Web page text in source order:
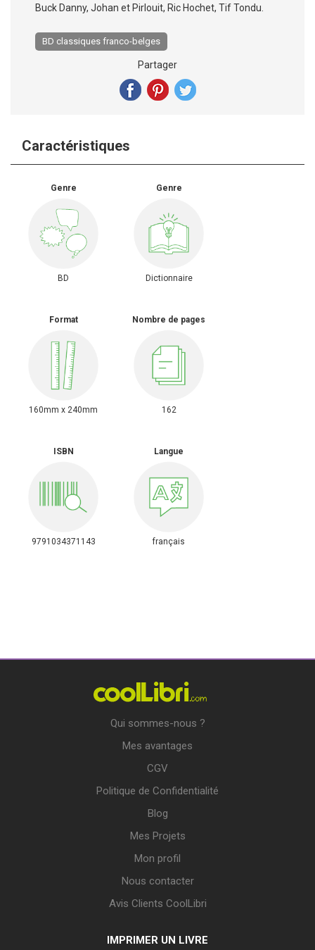
Buck Danny, Johan et Pirlouit, Ric Hochet, Tif Tondu.
BD classiques franco-belges
Partager
Caractéristiques
Genre
BD
Genre
Dictionnaire
Format
160mm x 240mm
Nombre de pages
162
ISBN
9791034371143
Langue
français
Qui sommes-nous ?
Mes avantages
CGV
Politique de Confidentialité
Blog
Mes Projets
Mon profil
Nous contacter
Avis Clients CoolLibri
IMPRIMER UN LIVRE